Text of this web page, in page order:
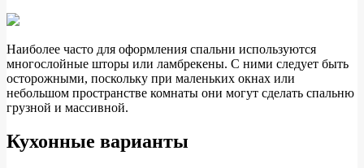
Наиболее часто для оформления спальни используются
многослойные шторы или ламбрекены. С ними следует быть
осторожными, поскольку при маленьких окнах или
небольшом пространстве комнаты они могут сделать спальню
грузной и массивной.
Кухонные варианты